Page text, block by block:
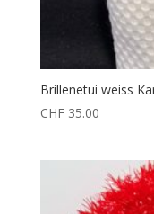
Brillenetui weiss
CHF35.00